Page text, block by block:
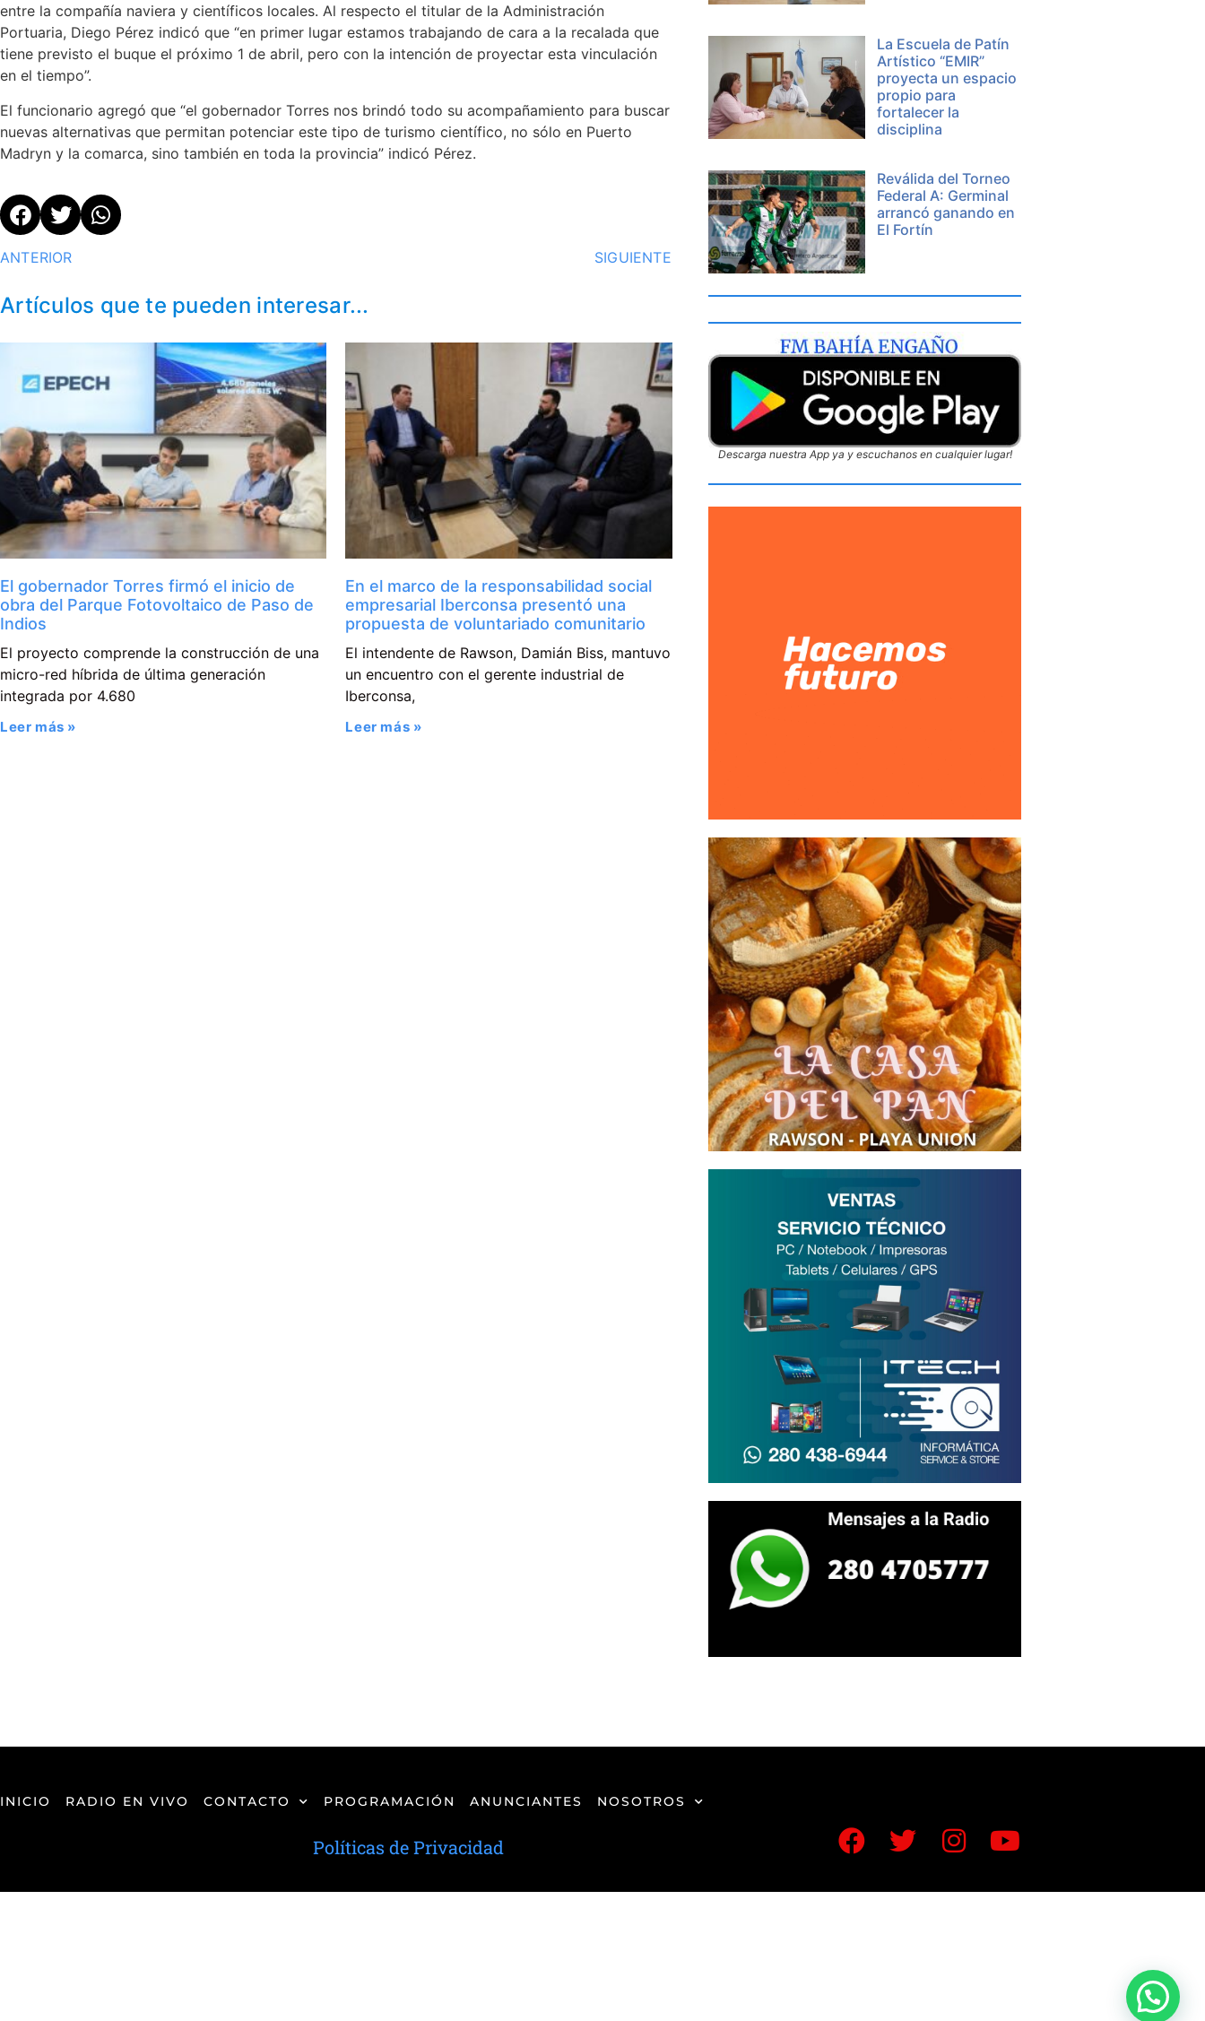
entre la compañía naviera y científicos locales. Al respecto el titular de la Administración
Portuaria, Diego Pérez indicó que “en primer lugar estamos trabajando de cara a la recalada que
tiene previsto el buque el próximo 1 de abril, pero con la intención de proyectar esta vinculación
en el tiempo”.
El funcionario agregó que “el gobernador Torres nos brindó todo su acompañamiento para buscar
nuevas alternativas que permitan potenciar este tipo de turismo científico, no sólo en Puerto
Madryn y la comarca, sino también en toda la provincia” indicó Pérez.
ANTERIOR SIGUIENTE
Artículos que te pueden interesar...
El gobernador Torres firmó el inicio de
obra del Parque Fotovoltaico de Paso de
Indios
El proyecto comprende la construcción de una
micro-red híbrida de última generación
integrada por 4.680
Leer más »
En el marco de la responsabilidad social
empresarial Iberconsa presentó una
propuesta de voluntariado comunitario
El intendente de Rawson, Damián Biss, mantuvo
un encuentro con el gerente industrial de
Iberconsa,
Leer más »
La Escuela de Patín
Artístico “EMIR”
proyecta un espacio
propio para
fortalecer la
disciplina
Reválida del Torneo
Federal A: Germinal
arrancó ganando en
El Fortín
Descarga nuestra App ya y escuchanos en cualquier lugar!
INICIO RADIO EN VIVO CONTACTO PROGRAMACIÓN ANUNCIANTES NOSOTROS
Políticas de Privacidad